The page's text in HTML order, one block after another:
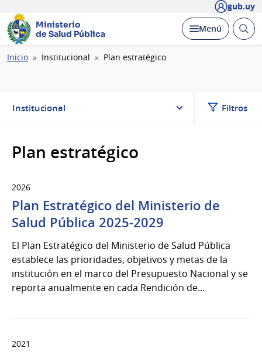
gub.uy
Ministerio
de Salud Pública
Desplegar
Menú Abrir
Ruta
Inicio Institucional Plan estratégico
Institucional Filtros
Plan estratégico
2026
Plan Estratégico del Ministerio de
Salud Pública 2025-2029
El Plan Estratégico del Ministerio de Salud Pública
establece las prioridades, objetivos y metas de la
institución en el marco del Presupuesto Nacional y se
reporta anualmente en cada Rendición de...
2021